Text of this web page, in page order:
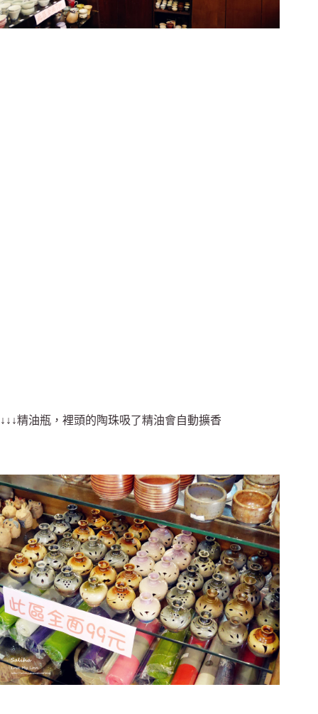
↓↓↓精油瓶，裡頭的陶珠吸了精油會自動擴香